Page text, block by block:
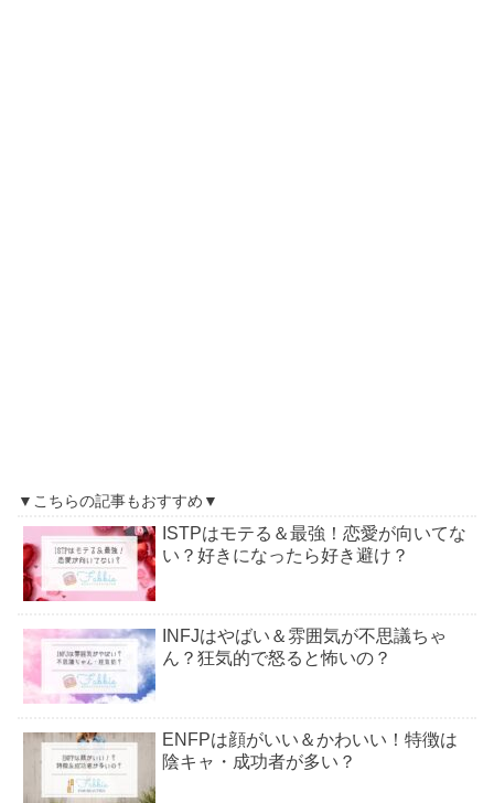
▼こちらの記事もおすすめ▼
ISTPはモテる＆最強！恋愛が向いてな
い？好きになったら好き避け？
INFJはやばい＆雰囲気が不思議ちゃ
ん？狂気的で怒ると怖いの？
ENFPは顔がいい＆かわいい！特徴は
陰キャ・成功者が多い？